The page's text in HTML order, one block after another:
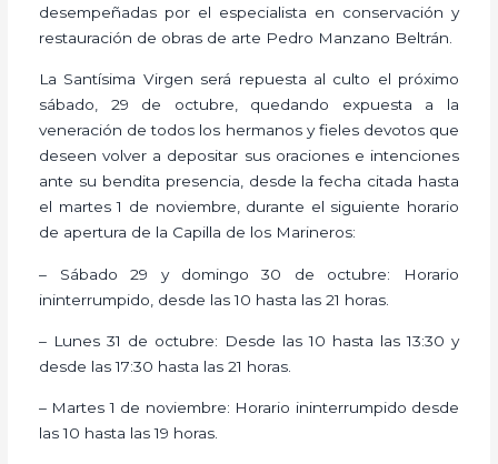
desempeñadas por el especialista en conservación y
restauración de obras de arte Pedro Manzano Beltrán.
La Santísima Virgen será repuesta al culto el próximo
sábado, 29 de octubre, quedando expuesta a la
veneración de todos los hermanos y fieles devotos que
deseen volver a depositar sus oraciones e intenciones
ante su bendita presencia, desde la fecha citada hasta
el martes 1 de noviembre, durante el siguiente horario
de apertura de la Capilla de los Marineros:
– Sábado 29 y domingo 30 de octubre: Horario
ininterrumpido, desde las 10 hasta las 21 horas.
– Lunes 31 de octubre: Desde las 10 hasta las 13:30 y
desde las 17:30 hasta las 21 horas.
– Martes 1 de noviembre: Horario ininterrumpido desde
las 10 hasta las 19 horas.